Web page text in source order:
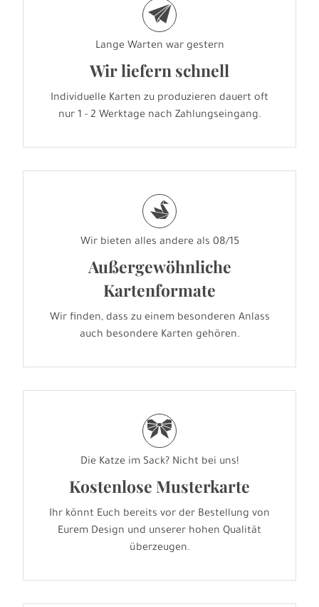
e
Lange Warten war gestern
Wir liefern schnell
Individuelle Karten zu produzieren dauert oft
nur 1 - 2 Werktage nach Zahlungseingang.
s
Wir bieten alles andere als 08/15
Außergewöhnliche
Kartenformate
Wir finden, dass zu einem besonderen Anlass
auch besondere Karten gehören.
r
Die Katze im Sack? Nicht bei uns!
Kostenlose Musterkarte
Ihr könnt Euch bereits vor der Bestellung von
Eurem Design und unserer hohen Qualität
überzeugen.